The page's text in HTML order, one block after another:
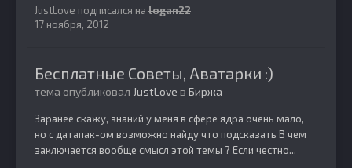
JustLove подписался на logan22
17 ноября, 2012
Бесплатные Советы, Аватарки :)
тема опубликовал JustLove в Биржа
Заранее скажу, знаний у меня в сфере ядра очень мало,
но с датапак-ом возможно найду что подсказать В чем
заключается вообще смысл этой темы ? Если честно...